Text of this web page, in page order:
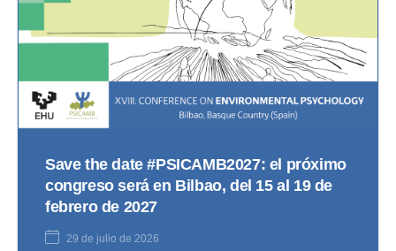
Save the date #PSICAMB2027: el próximo
congreso será en Bilbao, del 15 al 19 de
febrero de 2027
29 de julio de 2026